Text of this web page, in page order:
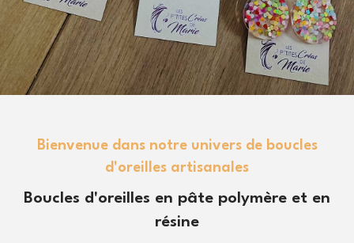
Bienvenue dans notre univers de boucles
d'oreilles artisanales
Boucles d'oreilles en pâte polymère et en
résine